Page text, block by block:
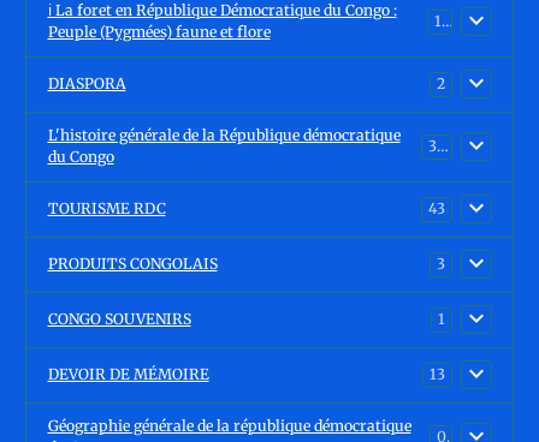
ℹ️ La foret en République Démocratique du Congo :
Peuple (Pygmées) faune et flore
15
DIASPORA 2
L'histoire générale de la République démocratique
du Congo
30
TOURISME RDC 43
PRODUITS CONGOLAIS 3
CONGO SOUVENIRS 1
DEVOIR DE MÉMOIRE 13
Géographie générale de la république démocratique
0